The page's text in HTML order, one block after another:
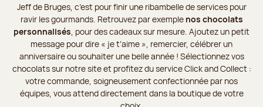
Jeff de Bruges, c’est pour finir une ribambelle de services pour
ravir les gourmands. Retrouvez par exemple nos chocolats
personnalisés , pour des cadeaux sur mesure. Ajoutez un petit
message pour dire « je t’aime », remercier, célébrer un
anniversaire ou souhaiter une belle année ! Sélectionnez vos
chocolats sur notre site et profitez du service Click and Collect :
votre commande, soigneusement confectionnée par nos
équipes, vous attend directement dans la boutique de votre